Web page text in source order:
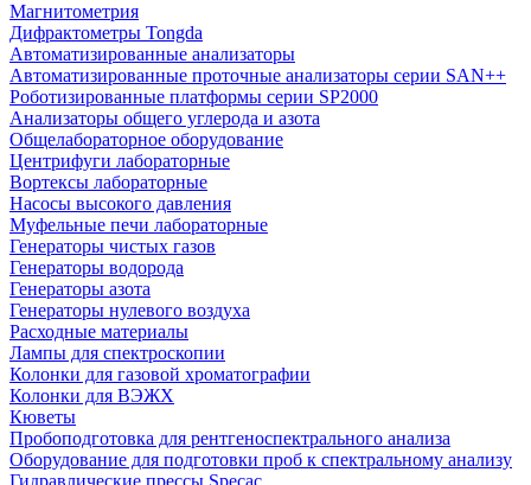
Магнитометрия
Дифрактометры Tongda
Автоматизированные анализаторы
Автоматизированные проточные анализаторы серии SAN++
Роботизированные платформы серии SP2000
Анализаторы общего углерода и азота
Общелабораторное оборудование
Центрифуги лабораторные
Вортексы лабораторные
Насосы высокого давления
Муфельные печи лабораторные
Генераторы чистых газов
Генераторы водорода
Генераторы азота
Генераторы нулевого воздуха
Расходные материалы
Лампы для спектроскопии
Колонки для газовой хроматографии
Колонки для ВЭЖХ
Кюветы
Пробоподготовка для рентгеноспектрального анализа
Оборудование для подготовки проб к спектральному анализу
Гидравлические прессы Specac